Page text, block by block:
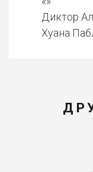
Диктор
Хуана